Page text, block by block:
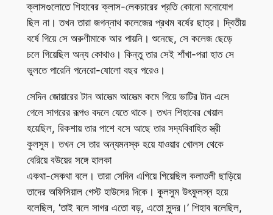
ক্লাসগুলোতে শিহাবের ক্লাস-লেকচারের প্রতি কোনো মনোযোগ
ছিল না। তখন তারা জগন্নাথ কলেজের প্রথম বর্ষের ছাত্র। দ্বিতীয়
বর্ষে গিয়ে সে অরুণীমাকে আর পায়নি। শুনেছে, সে কলেজ ছেড়ে
চলে গিয়েছিল অন্য কোথাও। কিন্তু তার সেই শাঁখা-পরা হাত সে
ভুলতে পারেনি পনেরো-ষোলো বছর পরেও।
সেদিন জোয়ারের টান আসেত্ম আসেত্ম কমে গিয়ে ভাটির টান এসে
গেলে সাগরের রূপও বদলে যেতে থাকে। তখন শিহাবের খেয়াল
হয়েছিল, রিকশায় তার পাশে বসে আছে তার সদ্যবিবাহিত স্ত্রী
কুলসুম। তখন সে তার অন্যমনস্ক হয়ে যাওয়ার খোলস থেকে
বেরিয়ে বউয়ের সঙ্গে হালকা
একথা-সেকথা বলে। তারা সেদিন এগিয়ে গিয়েছিল কলাতলী ছাড়িয়ে
তাদের অফিসিয়াল গেস্ট হাউসের দিকে। কুলসুম উৎফুলস্ন হয়ে
বলেছিল, ‘তাই বলে সাগর এতো বড়, এতো সুন্দর।’ শিহাব বলেছিল,